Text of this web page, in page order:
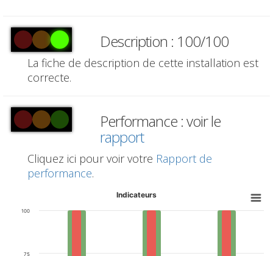
Description : 100/100
La fiche de description de cette installation est
correcte.
Performance : voir le
rapport
Cliquez ici pour voir votre Rapport de
performance.
Indicateurs
75
100